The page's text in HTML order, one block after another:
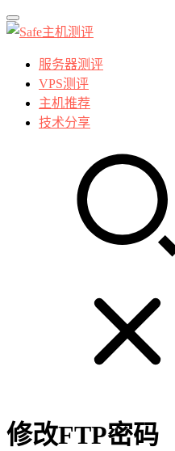
服务器测评
VPS测评
主机推荐
技术分享
修改FTP密码